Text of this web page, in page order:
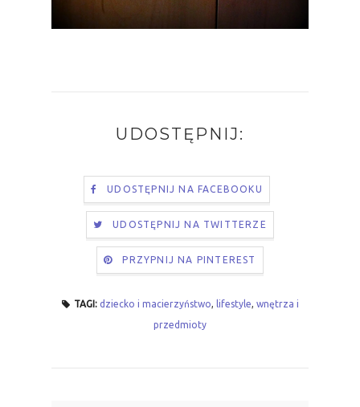
UDOSTĘPNIJ:
UDOSTĘPNIJ NA FACEBOOKU
UDOSTĘPNIJ NA TWITTERZE
PRZYPNIJ NA PINTEREST
TAGI: dziecko i macierzyństwo, lifestyle, wnętrza i
przedmioty